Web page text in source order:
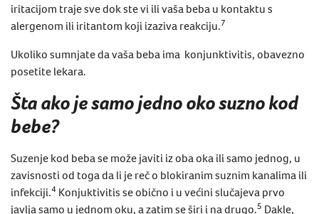
iritacijom traje sve dok ste vi ili vaša beba u kontaktu s
alergenom ili iritantom koji izaziva reakciju.7
Ukoliko sumnjate da vaša beba ima konjunktivitis, obavezno
posetite lekara.
Šta ako je samo jedno oko suzno kod
bebe?
Suzenje kod beba se može javiti iz oba oka ili samo jednog, u
zavisnosti od toga da li je reč o blokiranim suznim kanalima ili
infekciji.4 Konjuktivitis se obično i u većini slučajeva prvo
javlja samo u jednom oku, a zatim se širi i na drugo.5 Dakle,